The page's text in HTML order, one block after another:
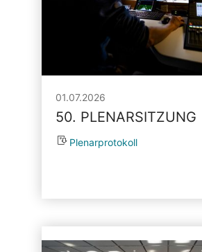
01.07.2026
50. PLENARSITZUNG
Plenarprotokoll